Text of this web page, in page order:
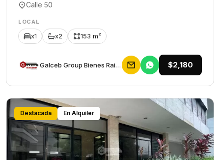
Calle 50
LOCAL
x1 x2 153 m²
Galceb Group Bienes Raices $2,180
Destacada En Alquiler